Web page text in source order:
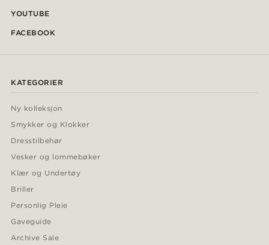
YOUTUBE
FACEBOOK
KATEGORIER
Ny kolleksjon
Smykker og Klokker
Dresstilbehør
Vesker og lommebøker
Klær og Undertøy
Briller
Personlig Pleie
Gaveguide
Archive Sale